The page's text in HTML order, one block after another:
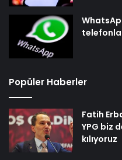
Popüler Haberler
Fatih
YPG biz
kılıyoruz